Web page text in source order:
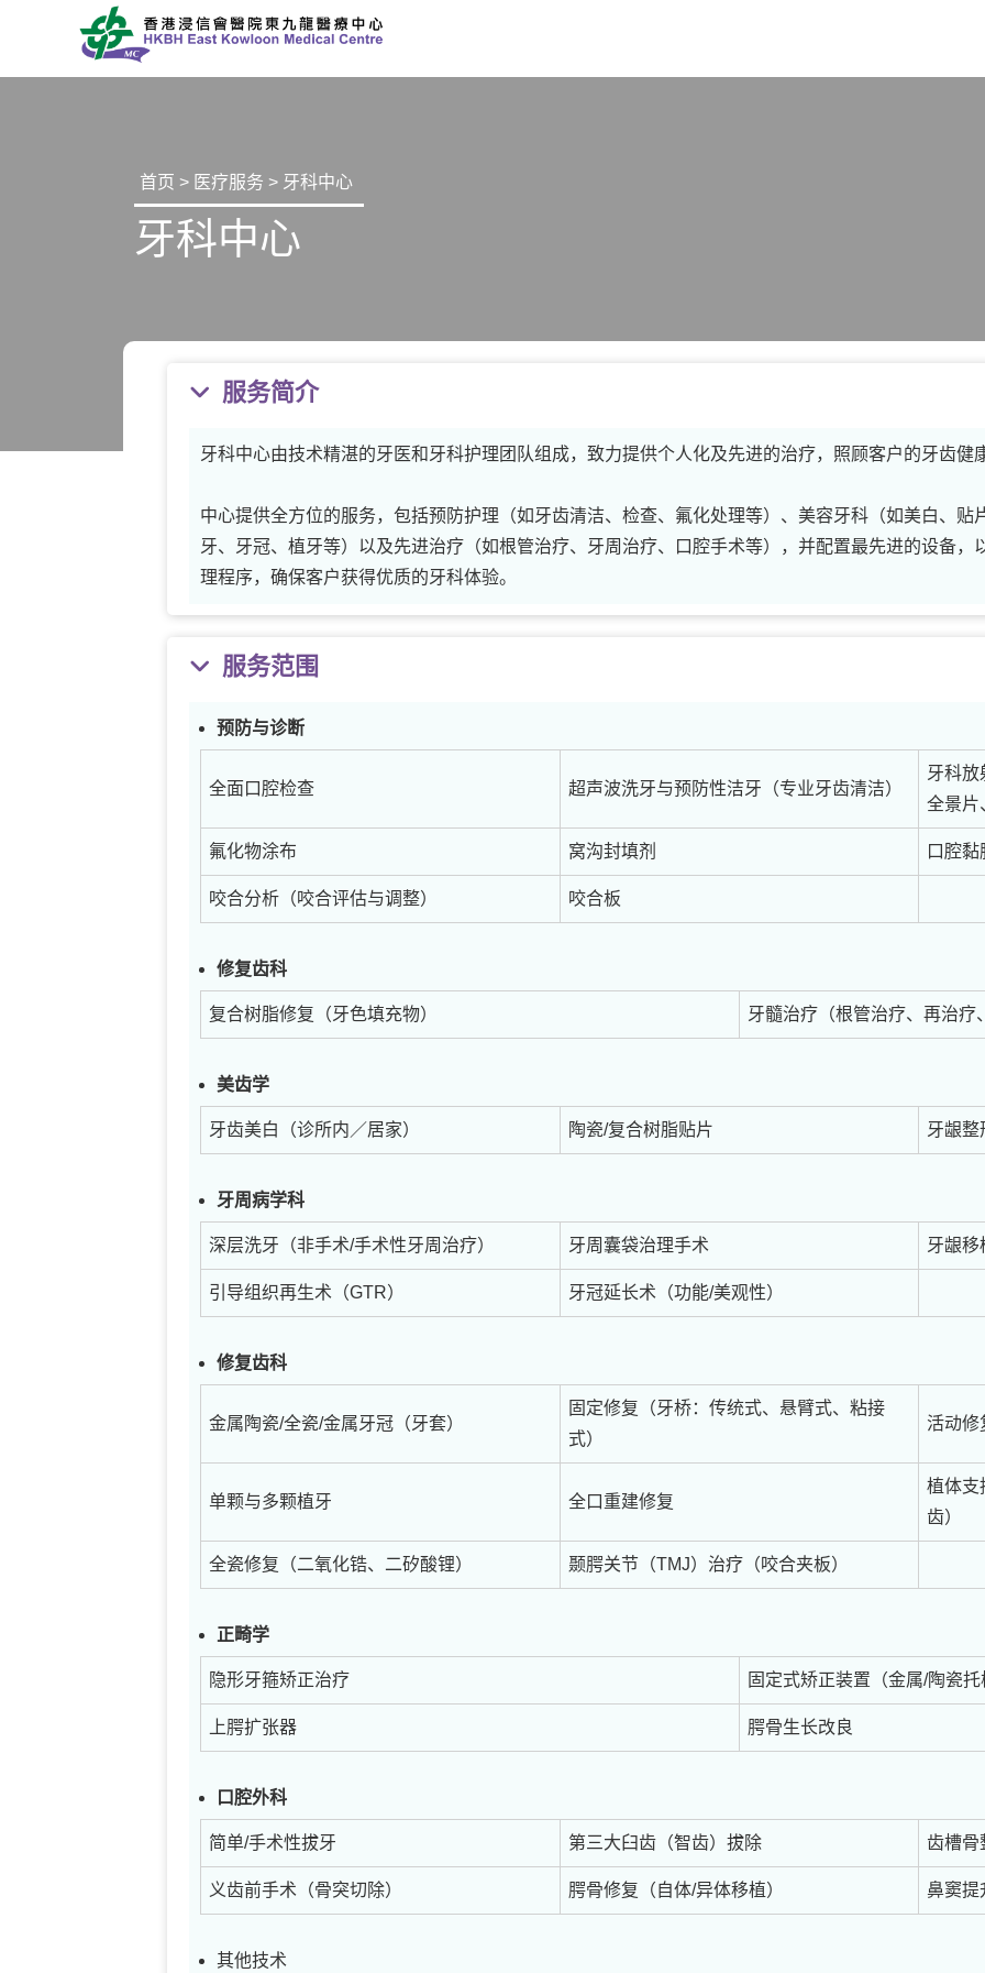
首页 > 医疗服务 > 牙科中心
牙科中心
服务简介
牙科中心由技术精湛的牙医和牙科护理团队组成，致力提供个人化及先进的治疗，照顾客户的牙齿健
中心提供全方位的服务，包括预防护理（如牙齿清洁、检查、氟化处理等）、美容牙科（如美白、贴
牙、牙冠、植牙等）以及先进治疗（如根管治疗、牙周治疗、口腔手术等），并配置最先进的设备，
理程序，确保客户获得优质的牙科体验。
服务范围
预防与诊断
全面口腔检查 超声波洗牙与预防性洁牙（专业牙齿清洁）
牙科
全景片
氟化物涂布 窝沟封填剂 口腔
咬合分析（咬合评估与调整） 咬合板
修复齿科
复合树脂修复（牙色填充物） 牙髓治疗（根管治疗、再治疗
美齿学
牙齿美白（诊所内／居家） 陶瓷/复合树脂贴片 牙龈整
牙周病学科
深层洗牙（非手术/手术性牙周治疗） 牙周囊袋治理手术 牙龈
引导组织再生术（GTR） 牙冠延长术（功能/美观性）
修复齿科
金属陶瓷/全瓷/金属牙冠（牙套）
固定修复（牙桥：传统式、悬臂式、粘接
式）
活动修
单颗与多颗植牙 全口重建修复
植体支
齿）
全瓷修复（二氧化锆、二矽酸锂） 颞腭关节（TMJ）治疗（咬合夹板）
正畸学
隐形牙箍矫正治疗 固定式矫正装置（金属/陶瓷托
上腭扩张器 腭骨生长改良
口腔外科
简单/手术性拔牙 第三大臼齿（智齿）拔除 齿槽骨
义齿前手术（骨突切除） 腭骨修复（自体/异体移植） 鼻窦提
其他技术